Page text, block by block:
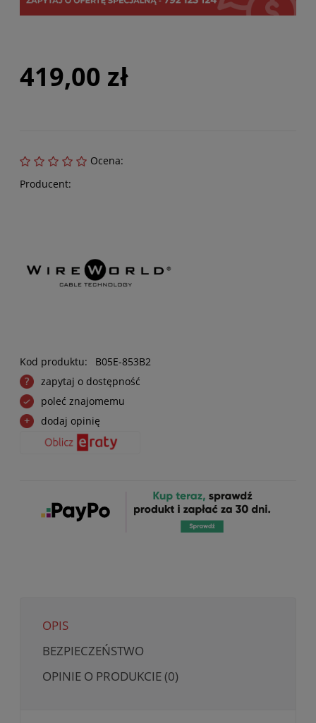
419,00 zł
Ocena:
Producent:
Kod produktu:
B05E-853B2
zapytaj o dostępność
poleć znajomemu
dodaj opinię
OPIS
BEZPIECZEŃSTWO
OPINIE O PRODUKCIE (0)